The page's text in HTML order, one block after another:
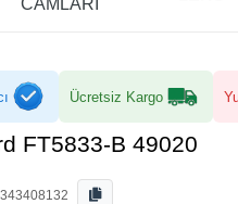
Ücretsiz Kargo
FT5833-B 49020